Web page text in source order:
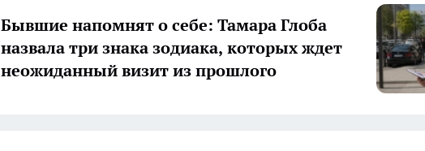
Бывшие напомнят о себе: Тамара Глоба
назвала три знака зодиака, которых ждет
неожиданный визит из прошлого